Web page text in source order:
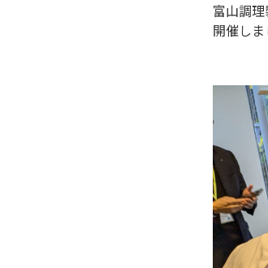
富山調
開催しま